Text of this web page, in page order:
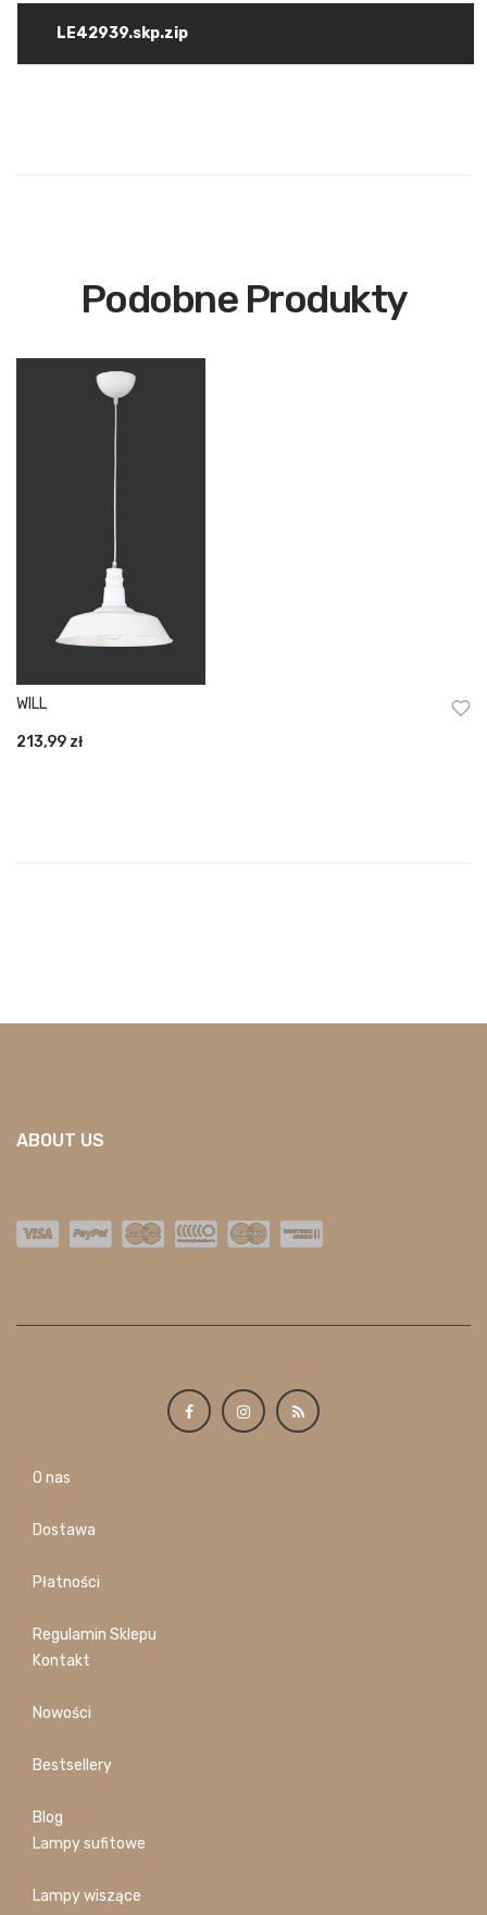
LE42939.skp.zip
Podobne Produkty
WILL
213,99 zł
ABOUT US
O nas
Dostawa
Płatności
Regulamin Sklepu
Kontakt
Nowości
Bestsellery
Blog
Lampy sufitowe
Lampy wiszące